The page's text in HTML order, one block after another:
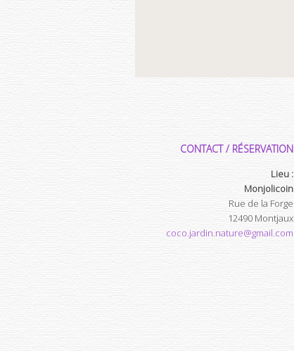
CONTACT / RÉSERVATION
Lieu :
Monjolicoin
Rue de la Forge
12490 Montjaux
coco.jardin.nature@gmail.com